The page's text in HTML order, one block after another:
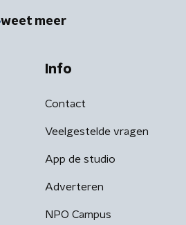
weet meer
Info
Contact
Veelgestelde vragen
App de studio
Adverteren
NPO Campus